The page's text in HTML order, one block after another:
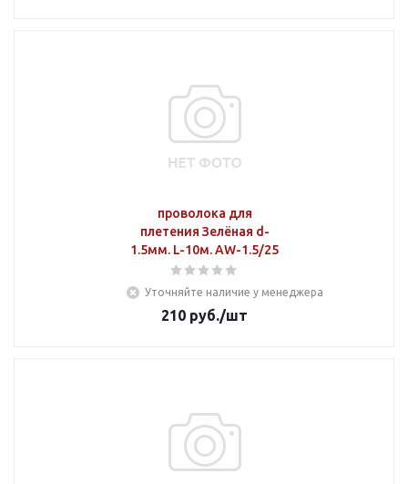
проволока для
плетения Зелёная d-
1.5мм. L-10м. AW-1.5/25
Уточняйте наличие у менеджера
210 руб./шт